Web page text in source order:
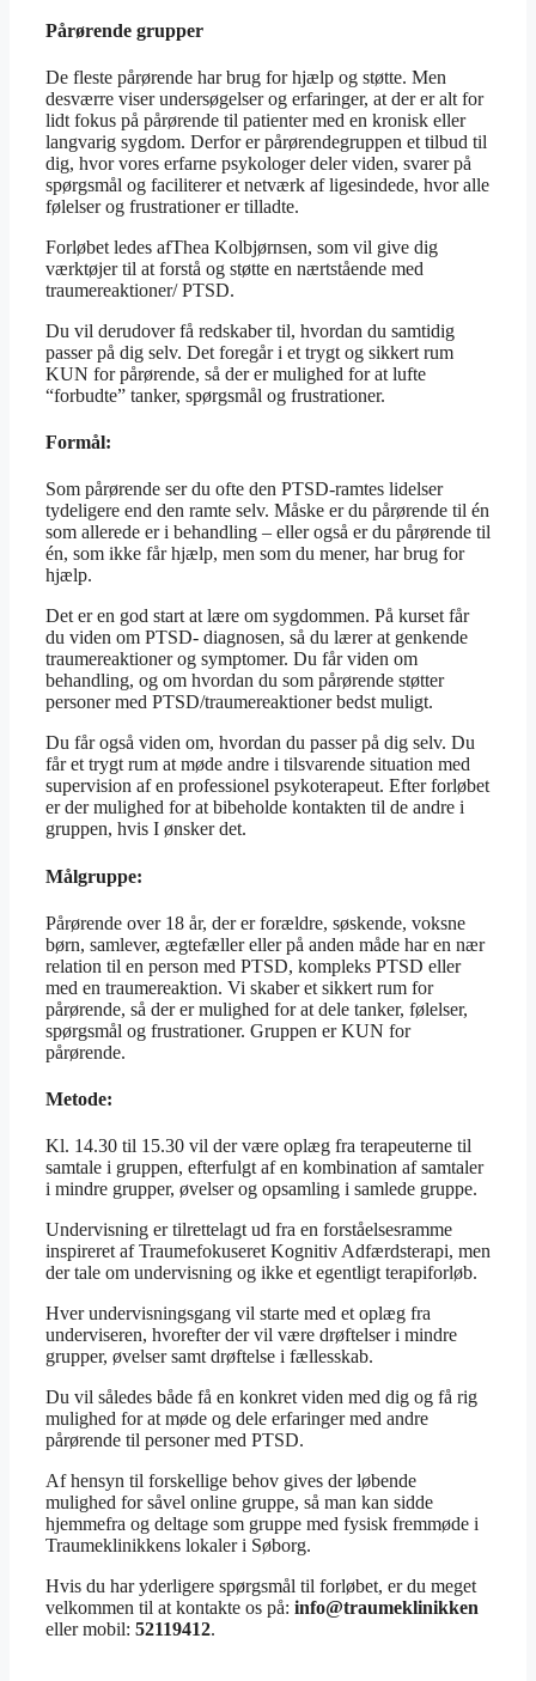
Pårørende grupper
De fleste pårørende har brug for hjælp og støtte. Men
desværre viser undersøgelser og erfaringer, at der er alt for
lidt fokus på pårørende til patienter med en kronisk eller
langvarig sygdom. Derfor er pårørendegruppen et tilbud til
dig, hvor vores erfarne psykologer deler viden, svarer på
spørgsmål og faciliterer et netværk af ligesindede, hvor alle
følelser og frustrationer er tilladte.
Forløbet ledes afThea Kolbjørnsen, som vil give dig
værktøjer til at forstå og støtte en nærtstående med
traumereaktioner/ PTSD.
Du vil derudover få redskaber til, hvordan du samtidig
passer på dig selv. Det foregår i et trygt og sikkert rum
KUN for pårørende, så der er mulighed for at lufte
“forbudte” tanker, spørgsmål og frustrationer.
Formål:
Som pårørende ser du ofte den PTSD-ramtes lidelser
tydeligere end den ramte selv. Måske er du pårørende til én
som allerede er i behandling – eller også er du pårørende til
én, som ikke får hjælp, men som du mener, har brug for
hjælp.
Det er en god start at lære om sygdommen. På kurset får
du viden om PTSD- diagnosen, så du lærer at genkende
traumereaktioner og symptomer. Du får viden om
behandling, og om hvordan du som pårørende støtter
personer med PTSD/traumereaktioner bedst muligt.
Du får også viden om, hvordan du passer på dig selv. Du
får et trygt rum at møde andre i tilsvarende situation med
supervision af en professionel psykoterapeut. Efter forløbet
er der mulighed for at bibeholde kontakten til de andre i
gruppen, hvis I ønsker det.
Målgruppe:
Pårørende over 18 år, der er forældre, søskende, voksne
børn, samlever, ægtefæller eller på anden måde har en nær
relation til en person med PTSD, kompleks PTSD eller
med en traumereaktion. Vi skaber et sikkert rum for
pårørende, så der er mulighed for at dele tanker, følelser,
spørgsmål og frustrationer. Gruppen er KUN for
pårørende.
Metode:
Kl. 14.30 til 15.30 vil der være oplæg fra terapeuterne til
samtale i gruppen, efterfulgt af en kombination af samtaler
i mindre grupper, øvelser og opsamling i samlede gruppe.
Undervisning er tilrettelagt ud fra en forståelsesramme
inspireret af Traumefokuseret Kognitiv Adfærdsterapi, men
der tale om undervisning og ikke et egentligt terapiforløb.
Hver undervisningsgang vil starte med et oplæg fra
underviseren, hvorefter der vil være drøftelser i mindre
grupper, øvelser samt drøftelse i fællesskab.
Du vil således både få en konkret viden med dig og få rig
mulighed for at møde og dele erfaringer med andre
pårørende til personer med PTSD.
Af hensyn til forskellige behov gives der løbende
mulighed for såvel online gruppe, så man kan sidde
hjemmefra og deltage som gruppe med fysisk fremmøde i
Traumeklinikkens lokaler i Søborg.
Hvis du har yderligere spørgsmål til forløbet, er du meget
velkommen til at kontakte os på: info@traumeklinikken
eller mobil: 52119412.